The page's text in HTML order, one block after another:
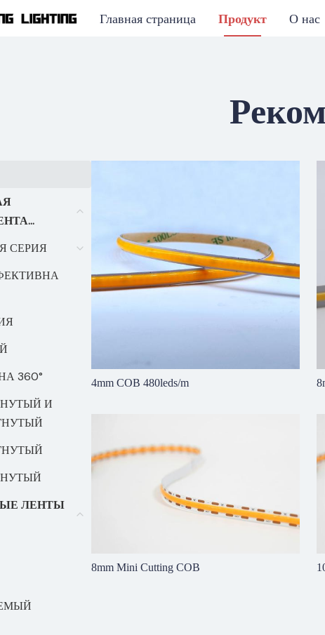
Главная страница Продукт О нас
СЕРИЯ МАГИЧЕСКАЯ СЕРИЯ
ВЫСОКОЭФФЕКТИВНАЯ
360° ИЗЛУЧЕНИЕ НА 360°
И
БОКОВОЙ ИГНУТЫЙ
ВЕРХНИЙ ИГНУТЫЙ
ЛЕНТЫ СВЕТОДИОДНЫЕ ЛЕНТЫ COB
4mm COB 480leds/m
8mm Mini Cutting COB